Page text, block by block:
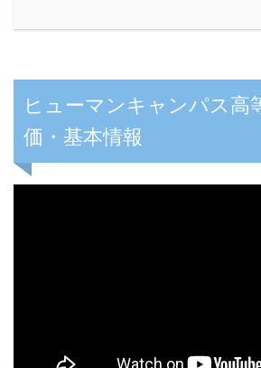
ヒューマンキャンパス高
価・基本情報